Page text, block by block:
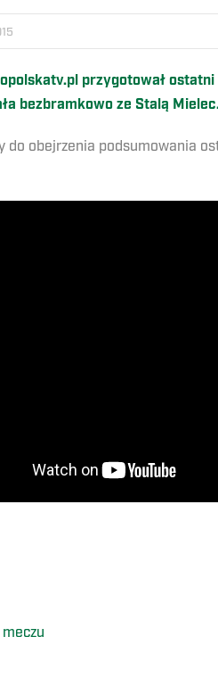
przygotował
bezbramkowo ze Stalą
do obejrzenia podsumowania